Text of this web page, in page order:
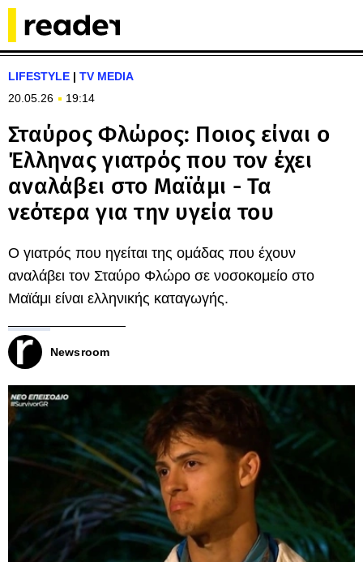
LIFESTYLE | TV MEDIA
20.05.26
19:14
Σταύρος Φλώρος: Ποιος είναι ο
Έλληνας γιατρός που τον έχει
αναλάβει στο Μαϊάμι - Τα
νεότερα για την υγεία του
Ο γιατρός που ηγείται της ομάδας που έχουν
αναλάβει τον Σταύρο Φλώρο σε νοσοκομείο στο
Μαϊάμι είναι ελληνικής καταγωγής.
Newsroom